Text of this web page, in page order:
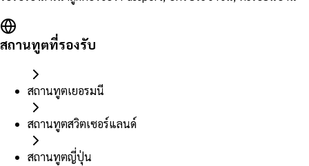
สถานทูตที่รองรับ
สถานทูตเยอรมนี
สถานทูตสวิตเซอร์แลนด์
สถานทูตญี่ปุ่น